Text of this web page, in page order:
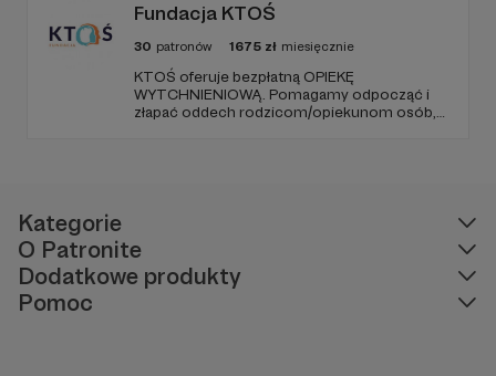
Fundacja KTOŚ
30 patronów 1675 zł miesięcznie
KTOŚ oferuje bezpłatną OPIEKĘ
WYTCHNIENIOWĄ. Pomagamy odpocząć i
złapać oddech rodzicom/opiekunom osób,
Kategorie
O Patronite
Dodatkowe produkty
Pomoc